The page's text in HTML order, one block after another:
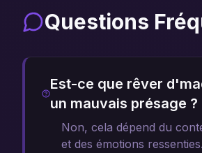
Questions
Est-ce que rêver
un mauvais présage ?
Non, cela dépend du
et des émotions